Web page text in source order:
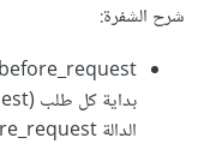
شرح الشفرة:
الدالة before_request.